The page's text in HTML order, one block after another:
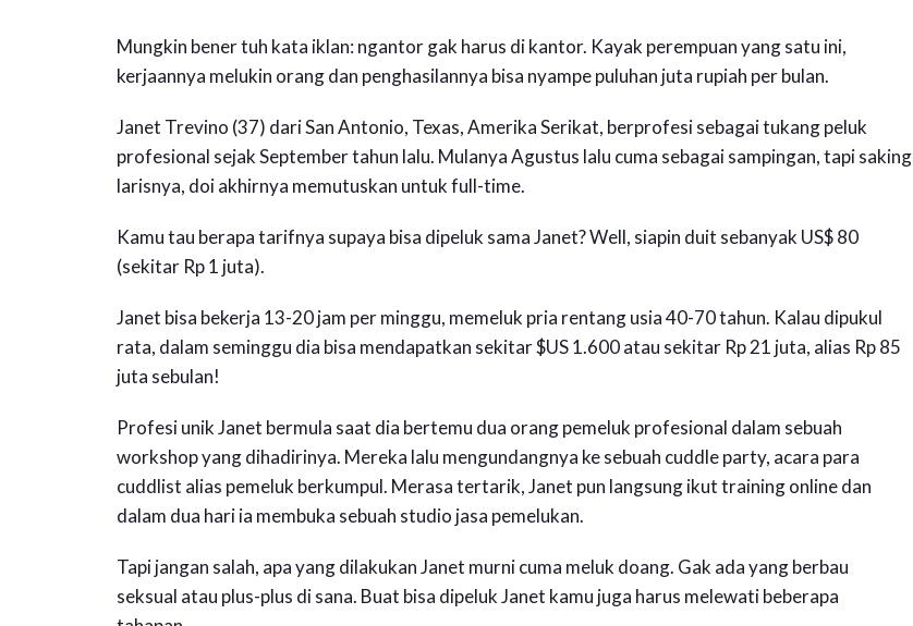
Mungkin bener tuh kata iklan: ngantor gak harus di kantor. Kayak perempuan yang satu ini,
kerjaannya melukin orang dan penghasilannya bisa nyampe puluhan juta rupiah per bulan.
Janet Trevino (37) dari San Antonio, Texas, Amerika Serikat, berprofesi sebagai tukang peluk
profesional sejak September tahun lalu. Mulanya Agustus lalu cuma sebagai sampingan, tapi saking
larisnya, doi akhirnya memutuskan untuk full-time.
Kamu tau berapa tarifnya supaya bisa dipeluk sama Janet? Well, siapin duit sebanyak US$ 80
(sekitar Rp 1 juta).
Janet bisa bekerja 13-20 jam per minggu, memeluk pria rentang usia 40-70 tahun. Kalau dipukul
rata, dalam seminggu dia bisa mendapatkan sekitar $US 1.600 atau sekitar Rp 21 juta, alias Rp 85
juta sebulan!
Profesi unik Janet bermula saat dia bertemu dua orang pemeluk profesional dalam sebuah
workshop yang dihadirinya. Mereka lalu mengundangnya ke sebuah cuddle party, acara para
cuddlist alias pemeluk berkumpul. Merasa tertarik, Janet pun langsung ikut training online dan
dalam dua hari ia membuka sebuah studio jasa pemelukan.
Tapi jangan salah, apa yang dilakukan Janet murni cuma meluk doang. Gak ada yang berbau
seksual atau plus-plus di sana. Buat bisa dipeluk Janet kamu juga harus melewati beberapa